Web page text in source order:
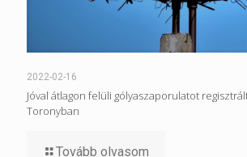
2022-02-16
Jóval átlagon felüli gólyaszaporulatot
Toronyban
Tovább olvasom